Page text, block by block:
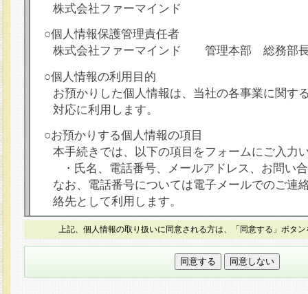
株式会社ファーマインド
○個人情報保護管理責任者
株式会社ファーマインド 管理本部 総務部
○個人情報の利用目的
お預かりした個人情報は、当社の各事業に関す
対応に利用します。
○お預かりする個人情報の項目
本手続きでは、以下の項目をフォームにご入力
・氏名、電話番号、メールアドレス、お問い
なお、電話番号については電子メールでのご連
絡先として利用します。
○本人が容易に認識できない方法による個人情報
本フォームでは、セッション管理のためCookie
○個人情報の第三者提供について
上記、個人情報の取り扱いに同意される方は、「同意する」ボタ